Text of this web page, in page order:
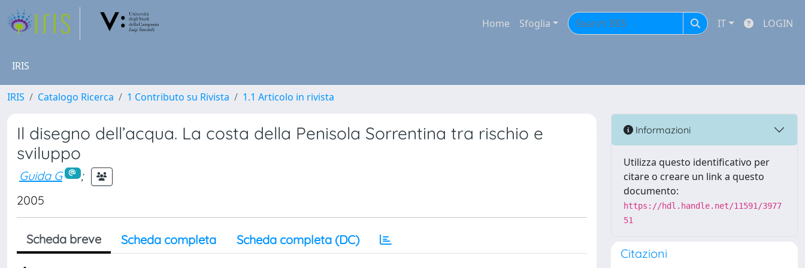
Home Sfoglia IT LOGIN
IRIS
IRIS Catalogo Ricerca 1 Contributo su Rivista 1.1 Articolo in rivista
Il disegno dell’acqua. La costa della Penisola Sorrentina tra rischio e
sviluppo
Guida G
;
2005
Scheda breve Scheda completa Scheda completa (DC)
Informazioni
Utilizza questo identificativo per
citare o creare un link a questo
documento:
https://hdl.handle.net/11591/3977
51
Citazioni